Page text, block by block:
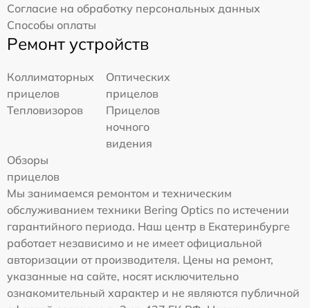
Согласие на обработку персональных данных
Способы оплаты
Ремонт устройств
Коллиматорных
прицелов
Оптических
прицелов
Тепловизоров
Прицелов
ночного
видения
Обзоры
прицелов
Мы занимаемся ремонтом и техническим
обслуживанием техники Bering Optics по истечении
гарантийного периода. Наш центр в Екатеринбурге
работает независимо и не имеет официальной
авторизации от производителя. Цены на ремонт,
указанные на сайте, носят исключительно
ознакомительный характер и не являются публичной